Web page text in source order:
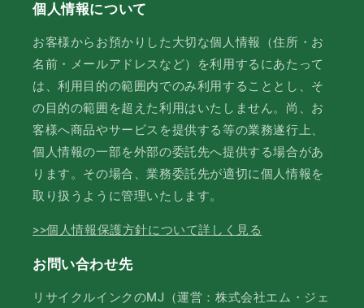
個人情報について
お客様からお預かりした大切な個人情報（住所・お
名前・メールアドレスなど）を利用するにあたって
は、利用目的の範囲内でのみ利用することとし、そ
の目的の範囲を超えた利用はいたしません。尚、お
客様へ商品やサービスを提供する等の業務遂行上、
個人情報の一部を外部の委託先へ提供する場合があ
ります。その場合、業務委託先が適切に個人情報を
取り扱うように管理いたします。
>>個人情報保護方針について詳しく見る
お問い合わせ先
リサイクルインクのMJ（運営：株式会社エム・ジェ